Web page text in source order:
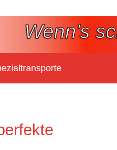
Wenn's